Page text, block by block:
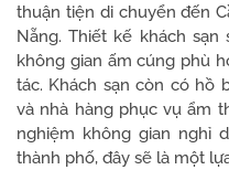
thuận tiện di chuyển đến
Nẵng. Thiết kế khách
không gian ấm cúng phù
tác. Khách sạn còn có hồ
và nhà hàng phục vụ ẩm
nghiệm không gian nghỉ
thành phố, đây sẽ là một